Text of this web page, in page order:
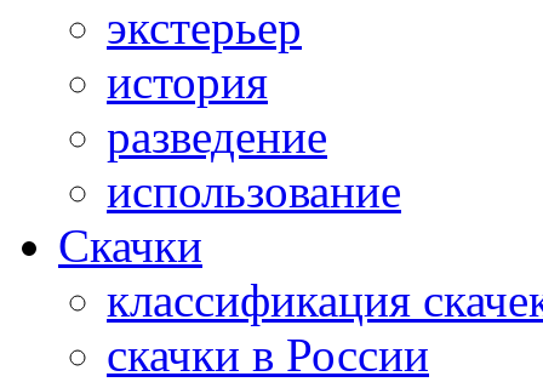
экстерьер
история
разведение
использование
Скачки
классификация
скачки в России